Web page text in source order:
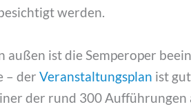
werden.
außen ist die Semperoper
– der Veranstaltungsplan ist
der rund 300 Aufführungen